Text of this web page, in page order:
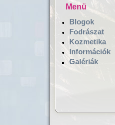
Hajgyógyászat,
Menü
Blogok
Fodrászat
Kozmetika
Információk
Galériák